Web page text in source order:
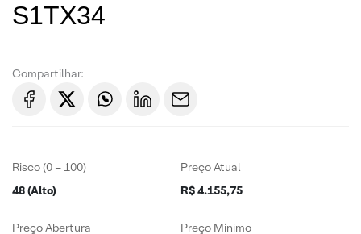
S1TX34
Compartilhar:
Risco (0 – 100)
48 (Alto)
Preço Atual
R$ 4.155,75
Preço Abertura
Preço Mínimo